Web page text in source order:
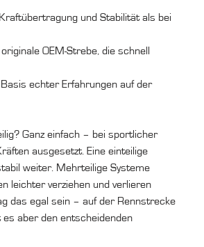
und Stabilität als bei
OEM-Strebe, die schnell
echter Erfahrungen auf der
Ganz einfach – bei sportlicher
ausgesetzt. Eine einteilige
weiter. Mehrteilige Systeme
leichter verziehen und verlieren
das egal sein – auf der Rennstrecke
aber den entscheidenden